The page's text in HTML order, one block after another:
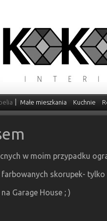
Małe mieszkania Kuchnie
w moim przypadku
skorupek- tylko
Garage House ; )